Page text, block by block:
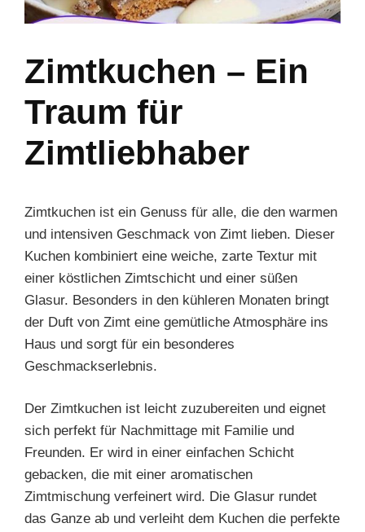
Zimtkuchen – Ein
Traum für
Zimtliebhaber
Zimtkuchen ist ein Genuss für alle, die den warmen
und intensiven Geschmack von Zimt lieben. Dieser
Kuchen kombiniert eine weiche, zarte Textur mit
einer köstlichen Zimtschicht und einer süßen
Glasur. Besonders in den kühleren Monaten bringt
der Duft von Zimt eine gemütliche Atmosphäre ins
Haus und sorgt für ein besonderes
Geschmackserlebnis.
Der Zimtkuchen ist leicht zuzubereiten und eignet
sich perfekt für Nachmittage mit Familie und
Freunden. Er wird in einer einfachen Schicht
gebacken, die mit einer aromatischen
Zimtmischung verfeinert wird. Die Glasur rundet
das Ganze ab und verleiht dem Kuchen die perfekte